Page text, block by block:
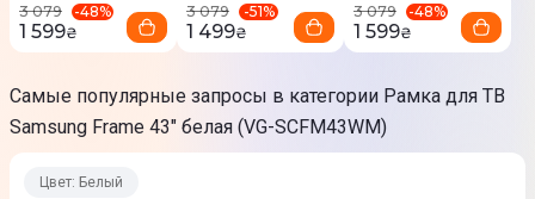
3 079 -48%
1 599₴
3 079 -51%
1 499₴
3 079 -48%
1 599₴
Самые популярные запросы в категории Рамка для ТВ
Samsung Frame 43" белая (VG-SCFM43WM)
Цвет: Белый